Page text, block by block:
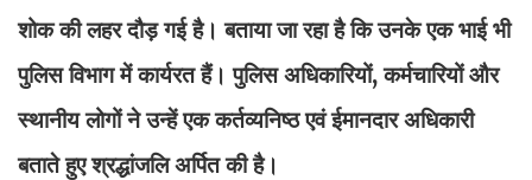
शोक की लहर दौड़ गई है। बताया जा रहा है कि उनके एक भाई भी
पुलिस विभाग में कार्यरत हैं। पुलिस अधिकारियों, कर्मचारियों और
स्थानीय लोगों ने उन्हें एक कर्तव्यनिष्ठ एवं ईमानदार अधिकारी
बताते हुए श्रद्धांजलि अर्पित की है।